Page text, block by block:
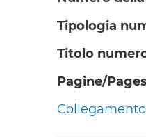
Tipologia
Titolo
Pagine/Pages